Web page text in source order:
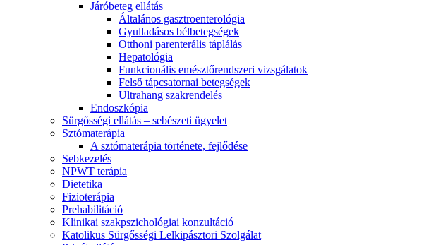
Járóbeteg ellátás
Általános gasztroenterológia
Gyulladásos bélbetegségek
Otthoni parenterális táplálás
Hepatológia
Funkcionális emésztőrendszeri vizsgálatok
Felső tápcsatornai betegségek
Ultrahang szakrendelés
Endoszkópia
Sürgősségi ellátás – sebészeti ügyelet
Sztómaterápia
A sztómaterápia története, fejlődése
Sebkezelés
NPWT terápia
Dietetika
Fizioterápia
Prehabilitáció
Klinikai szakpszichológiai konzultáció
Katolikus Sürgősségi Lelkipásztori Szolgálat